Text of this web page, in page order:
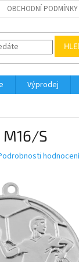
OBCHODNÍ PODMÍNKY
Výprodej
S
hodnocení